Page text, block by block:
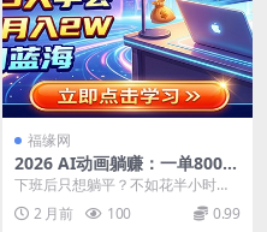
福缘网
2026 AI动画躺赚：一单800
+，小白3天学会，全职月入2
W，长期蓝海
下班后只想躺平？不如花半小时用A
I搞点零花钱。帮老师写写教案、做
做动画课件，都是...
2 月前 100 0.99